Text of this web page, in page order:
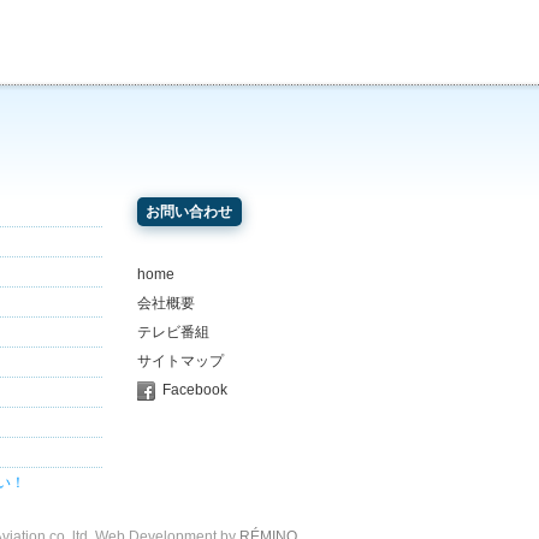
！
お問い合わせ
home
会社概要
テレビ番組
サイトマップ
Facebook